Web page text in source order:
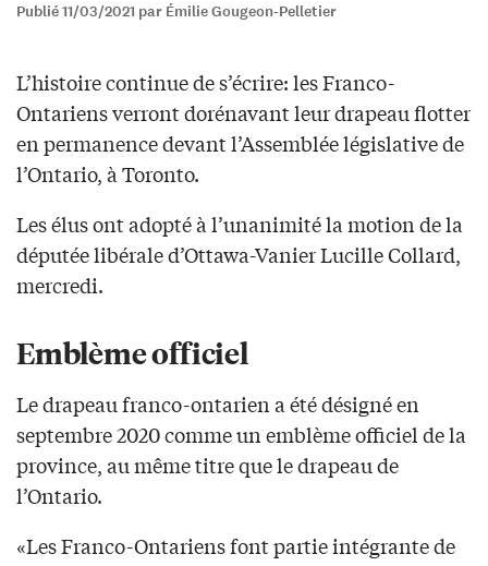
Publié 11/03/2021 par Émilie Gougeon-Pelletier
L’histoire continue de s’écrire: les Franco-
Ontariens verront dorénavant leur drapeau flotter
en permanence devant l’Assemblée législative de
l’Ontario, à Toronto.
Les élus ont adopté à l’unanimité la motion de la
députée libérale d’Ottawa-Vanier Lucille Collard,
mercredi.
Emblème officiel
Le drapeau franco-ontarien a été désigné en
septembre 2020 comme un emblème officiel de la
province, au même titre que le drapeau de
l’Ontario.
«Les Franco-Ontariens font partie intégrante de